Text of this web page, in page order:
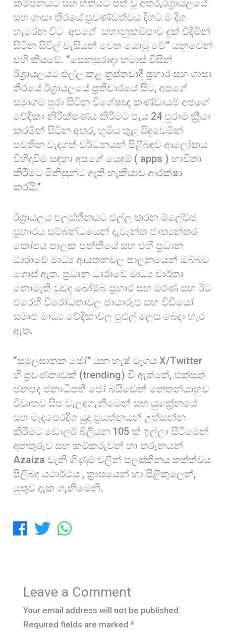
කම්පනයට සහ භීතියට පත් වූ අතර,ඊශ්‍රායලයේ
සහ ගාසා තීරයේ ප්‍රචණ්ඩත්වය දිගට ම දිග
හැරෙන විට අපගේ සහානුකම්පාව දුක් විඳිමින්
සිටින සිවිල් වැසියන් වෙත යොමු වේ” යනුවෙන්
එහි කියවේ. “සෙනසුරාදා හමාස් විසින්
ඊශ්‍රායලයට එල්ල කළ ත්‍රස්තවාදී ප්‍රහාර සහ ගාසා
තීරයේ ඊශ්‍රායලයේ ප්‍රතිචාරයේ සිට, අපගේ
සමාගම පුරා සිටින විශේෂඥ කණ්ඩායම් අපගේ
වේදිකා නිරීක්ෂණය කිරීමට පැය 24 පුරාම ක්‍රියා
කරමින් සිටින අතර, භූමිය තුළ සිදුවෙමින්
පවතින වැදගත් වර්ධනයන් පිළිබඳව ආලෝකය
විහිදුවීම සඳහා අපගේ යෙදුම් ( apps ) භාවිතා
කිරීමට මිනිසුන්ට ඇති හැකියාව ආරක්ෂා
කරයි.”
ඊශ්‍රායලය පලස්තීනයට එල්ල කරන ම්ලේච්ඡ
ප්‍රහාරය සම්බන්ධයෙන් දැවැන්ත ජාත්‍යන්තර
කෝපය පාලක පන්තියේ සහ එහි ප්‍රධාන
ධාරාවේ මාධ්‍ය ආයතනවල පාලනයෙන් ඔබ්බට
ගොස් ඇත. ප්‍රධාන ධාරාවේ මාධ්‍ය වාර්තා
නොමැති වුවද බෝම්බ ප්‍රහාර සහ මරණ සහ ඊට
එරෙහි විරෝධතාවල ඡායාරූප සහ වීඩියෝ
සමාජ මාධ්‍ය වේදිකාවල පුළුල් ලෙස බෙදා හැර
ඇත.
“සමුලඝාතක ජෝ” යන හැෂ් ටැගය X/Twitter
හි ප්‍රවණතාවක් (trending) වී ඇත්තේ, එක්සත්
ජනපද ජනාධිපති ජෝ බයිඩෙන් නෙතන්යාහුව
විවෘතව සිප වැලඳගැනීමෙන් සහ යුක්‍රේනයේ
සහ මැදපෙරදිග යුද ප්‍රයත්නයන් උත්සන්න
කිරීමට ඩොලර් බිලියන 105 ක් ඉල්ලා සිටීමෙන්
අනතුරුව සහ කම්කරුවන් හා තරුනයන්
Azaiza වැනි ගිණුම් වලින් පලස්තීනය තත්ත්වය
පිලිබද යථාර්ථය , ත්‍රාසයෙන් හා පිළිකුලෙන්,
යුතුව දැක ගැනීමෙනි.
Leave a Comment
Your email address will not be published.
Required fields are marked *